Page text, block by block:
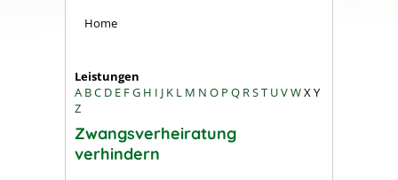
Home
Leistungen
A BC D E FG H I J K L M N O P Q RST UVWXY
Z
Zwangsverheiratung
verhindern